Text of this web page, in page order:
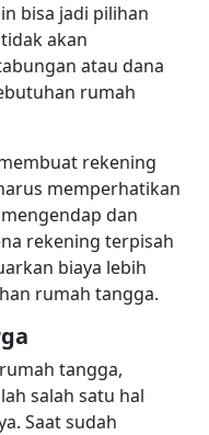
bisa jadi pilihan
akan
atau dana
rumah
rekening
memperhatikan
dan
rekening terpisah
biaya lebih
rumah tangga.
tangga,
salah satu hal
Saat sudah